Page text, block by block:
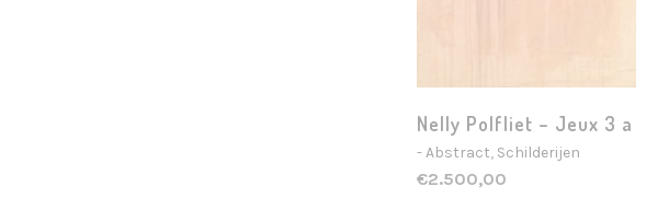
Nelly Polfliet – Jeux 3 a
- Abstract, Schilderijen
€2.500,00